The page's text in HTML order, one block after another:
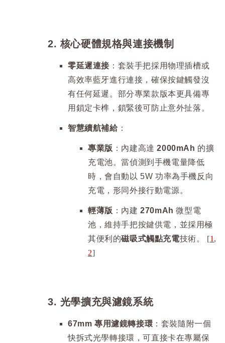
2. 核心硬體規格與連接機制
零延遲連接 ：套裝手把採用物理插槽或
高效率藍牙進行連接，確保按鍵觸發沒
有任何延遲。部分專業款版本更具備專
用鎖定卡榫，鎖緊後可防止意外扯落。
智慧續航補給 ：
專業版 ：內建高達2000mAh 的擴
充電池。當偵測到手機電量降低
時，會自動以 5W 功率為手機反向
充電，形同外接行動電源。
輕薄版 ：內建270mAh 微型電
池，維持手把按鍵供電，並採用極
其便利的磁吸式觸點充電技術。 [1 ,
2]
3. 光學擴充與濾鏡系統
67mm 專用濾鏡轉接環 ：套裝隨附一個
快拆式光學轉接環，可直接卡在專屬保